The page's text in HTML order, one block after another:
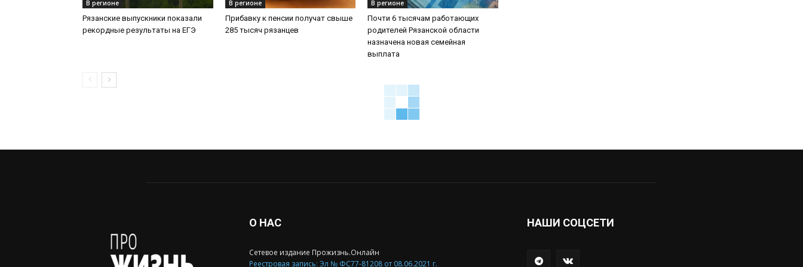
В регионе
Рязанские выпускники показали
рекордные результаты на ЕГЭ
В регионе
Прибавку к пенсии получат свыше
285 тысяч рязанцев
В регионе
Почти 6 тысячам работающих
родителей Рязанской области
назначена новая семейная
выплата
О НАС
Сетевое издание Прожизнь.Онлайн
Реестровая запись: Эл № ФС77-81208 от 08.06.2021 г.
НАШИ СОЦСЕТИ